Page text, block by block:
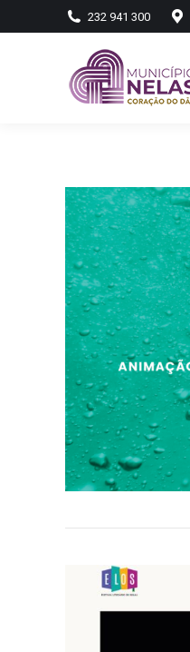
232 941 300